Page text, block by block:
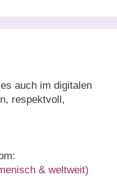
auch im digitalen
respektvoll,
& weltweit)